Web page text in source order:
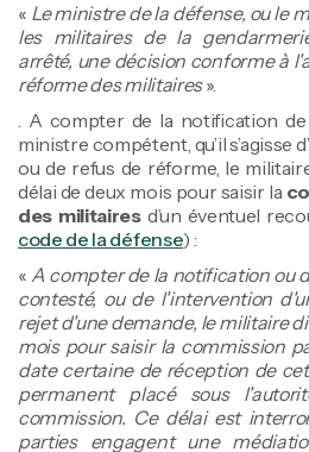
« Le ministre de la défense, ou le
les militaires de la
arrêté, une décision conforme à
réforme des militaires».
. A compter de la notification
ministre compétent, qu’il s’agisse
ou de refus de réforme, le
délai de deux mois pour saisir la
des militairesd’un éventuel
code de la défense) :
« A compter de la notification ou
contesté, ou de l'intervention
rejet d'une demande, le militaire
mois pour saisir la commission
date certaine de réception de
permanent placé sous
commission. Ce délai est
parties engagent une